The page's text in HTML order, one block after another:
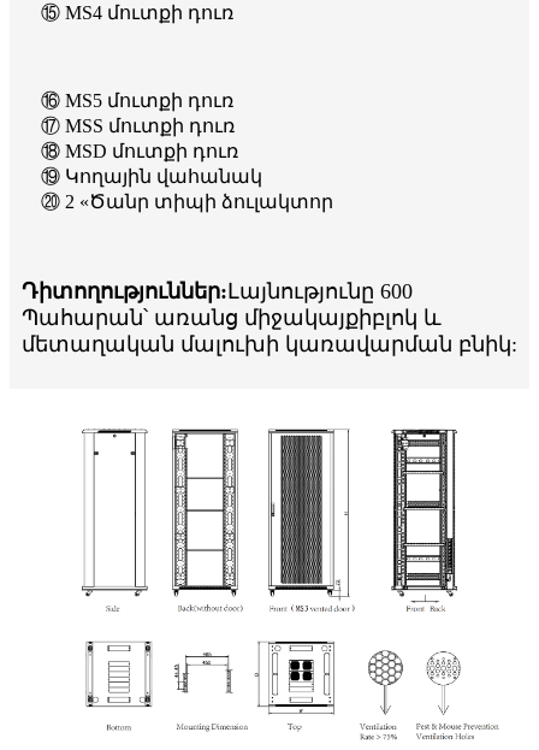
⑮ MS4 մուտքի դուռ
⑯ MS5 մուտքի դուռ
⑰ MSS մուտքի դուռ
⑱ MSD մուտքի դուռ
⑲ Կողային վահանակ
⑳ 2 «Ծանր տիպի ձուլակտոր
Դիտողություններ:Լայնությունը 600
Պահարան՝ առանց միջակայքիբլոկ և
մետաղական մալուխի կառավարման բնիկ: